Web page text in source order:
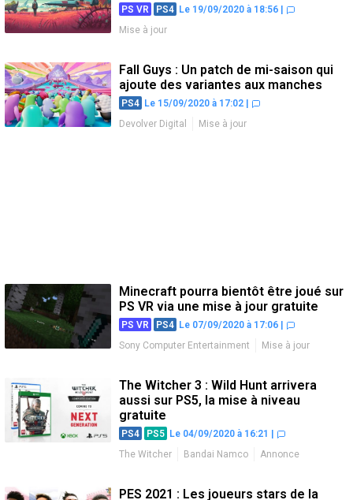
PS VR PS4 Le 19/09/2020 à 18:56
Mise à jour
Fall Guys : Un patch de mi-saison qui
ajoute des variantes aux manches
PS4 Le 15/09/2020 à 17:02
Devolver Digital
Mise à jour
Minecraft pourra bientôt être joué sur
PS VR via une mise à jour gratuite
PS VR PS4 Le 07/09/2020 à 17:06
Sony Computer Entertainment
Mise à jour
The Witcher 3 : Wild Hunt arrivera
aussi sur PS5, la mise à niveau
gratuite
PS4 PS5 Le 04/09/2020 à 16:21
The Witcher
Bandai Namco
Annonce
PES 2021 : Les joueurs stars de la